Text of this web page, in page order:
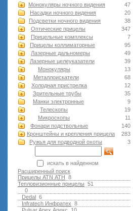
47
Монокуляры ночного видения
20
Насадки ночного видения
38
Подсветки ночного видения
347
Оптические прицелы
7
Прицельные комплексы
95
Прицелы коллиматорные
49
Лазерные дальномеры
39
Лазерные целеуказатели
13
Монокуляры
68
Металлоискатели
12
Холодная пристрелка
35
Зрительные трубы
9
Манки электронные
19
Телескопы
11
Микроскопы
140
Фонари подствольные
283
Кронштейны и крепления прицела
3
Ружья для подводной оxоты
искать в найденном
Расширенный поиск
8
Прицелы ATN АТН
51
Тепловизионные прицелы
0
6
Dedal
8
Infratech Инфратех